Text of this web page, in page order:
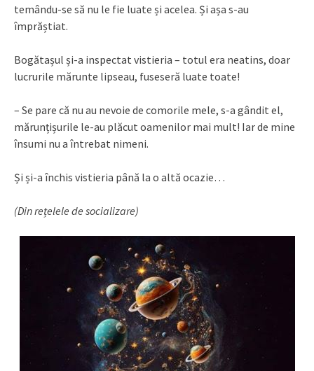
temându-se să nu le fie luate și acelea. Și așa s-au
împrăștiat.
Bogătașul și-a inspectat vistieria – totul era neatins, doar
lucrurile mărunte lipseau, fuseseră luate toate!
– Se pare că nu au nevoie de comorile mele, s-a gândit el,
mărunțișurile le-au plăcut oamenilor mai mult! Iar de mine
însumi nu a întrebat nimeni.
Și și-a închis vistieria până la o altă ocazie…
(Din rețelele de socializare)